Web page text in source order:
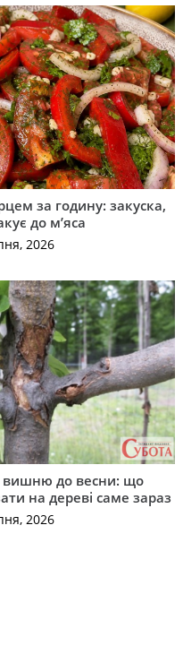
за годину: закуска,
до м’яса
2026
вишню до весни: що
на дереві саме зараз
2026